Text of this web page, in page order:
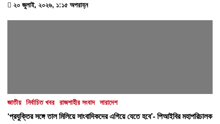
২০ জুলাই, ২০২৬, ১:১৫ অপরাহ্ন
জাতীয় নির্বাচিত খবর রাজশাহীর সংবাদ সারাদেশ
‘প্রযুক্তির সঙ্গে তাল মিলিয়ে সাংবাদিকদের এগিয়ে যেতে হবে’- পিআইবির মহাপরিচালক